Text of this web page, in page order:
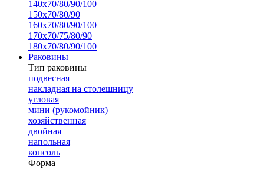
140х70/80/90/100
150х70/80/90
160х70/80/90/100
170х70/75/80/90
180х70/80/90/100
Раковины
Тип раковины
подвесная
накладная на столешницу
угловая
мини (рукомойник)
хозяйственная
двойная
напольная
консоль
Форма